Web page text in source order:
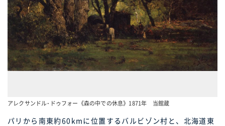
アレクサンドル･ドゥフォー《森の中での休息》1871年 当館蔵
パリから南東約60kmに位置するバルビゾン村と、北海道東